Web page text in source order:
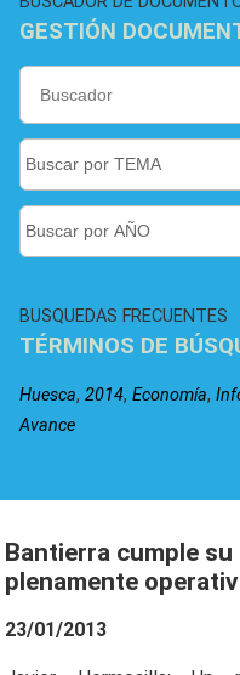
GESTIÓN
BUSQUEDAS FRECUENTES
TÉRMINOS DE
Huesca, 2014, Economía,
Avance
Bantierra cumple
plenamente
23/01/2013